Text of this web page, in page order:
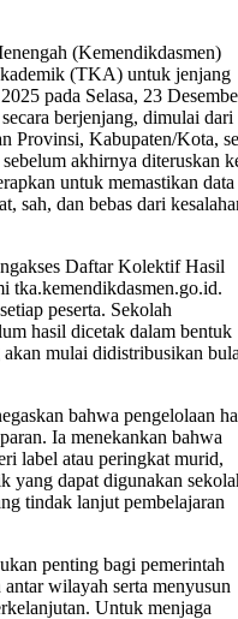
(Kemendikdasmen)
(TKA) untuk jenjang
pada Selasa, 23
berjenjang, dimulai dari
Provinsi, Kabupaten/Kota,
akhirnya diteruskan
untuk memastikan data
sah, dan bebas dari
Daftar Kolektif Hasil
peserta. Sekolah
hasil dicetak dalam bentuk
mulai didistribusikan
bahwa pengelolaan
Ia menekankan bahwa
label atau peringkat murid,
yang dapat digunakan
tindak lanjut pembelajaran
penting bagi pemerintah
wilayah serta menyusun
Untuk menjaga